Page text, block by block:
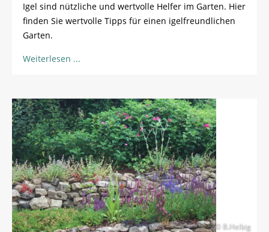
Igel sind nützliche und wertvolle Helfer im Garten. Hier
finden Sie wertvolle Tipps für einen igelfreundlichen
Garten.
Weiterlesen
© B.Helbig